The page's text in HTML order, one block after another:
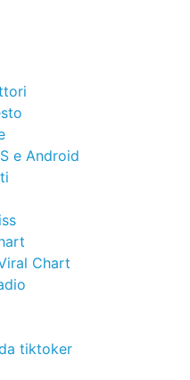
e Android
Chart
tiktoker